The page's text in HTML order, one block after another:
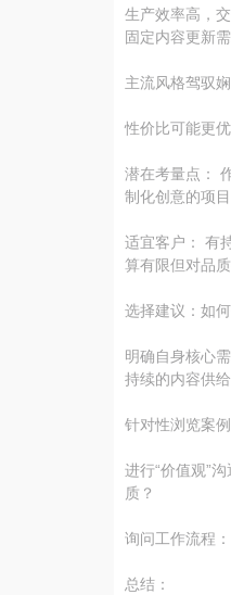
生产效率高，
固定内容更新
主流风格驾驭
性价比可能更
潜在考量点：
制化创意的项
适宜客户： 有
算有限但对品
选择建议：如
明确自身核心
持续的内容供给
针对性浏览案
进行“价值观”
质？
询问工作流程
总结：